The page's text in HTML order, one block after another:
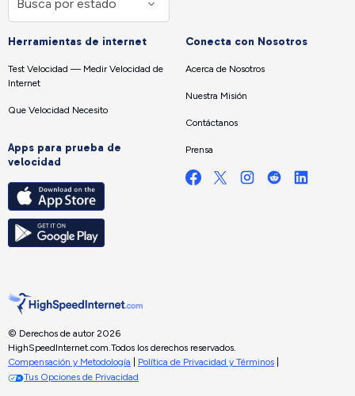
Herramientas de internet
Test Velocidad — Medir Velocidad de
Internet
Que Velocidad Necesito
Apps para prueba de
velocidad
Conecta con Nosotros
Acerca de Nosotros
Nuestra Misión
Contáctanos
Prensa
© Derechos de autor 2026
HighSpeedInternet.com.Todos los derechos reservados.
Compensación y Metodología
Política de Privacidad y Términos
Tus Opciones de Privacidad